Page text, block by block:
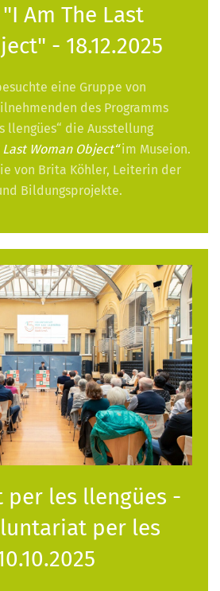
Am The Last
- 18.12.2025
eine Gruppe von
des Programms
llengües“ die Ausstellung
Woman Object“im Museion.
von Brita Köhler, Leiterin der
Bildungsprojekte.
les llengües -
per les